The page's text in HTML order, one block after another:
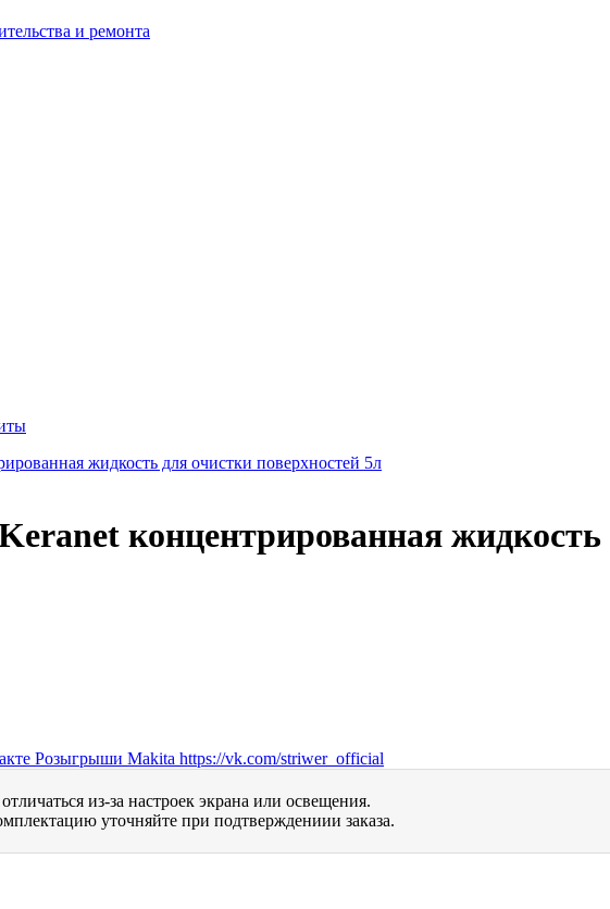
и ремонта
концентрированная жидкость
Розыгрыши Makita https://vk.com/striwer_official
из-за настроек экрана или освещения.
уточняйте при подтверждениии заказа.